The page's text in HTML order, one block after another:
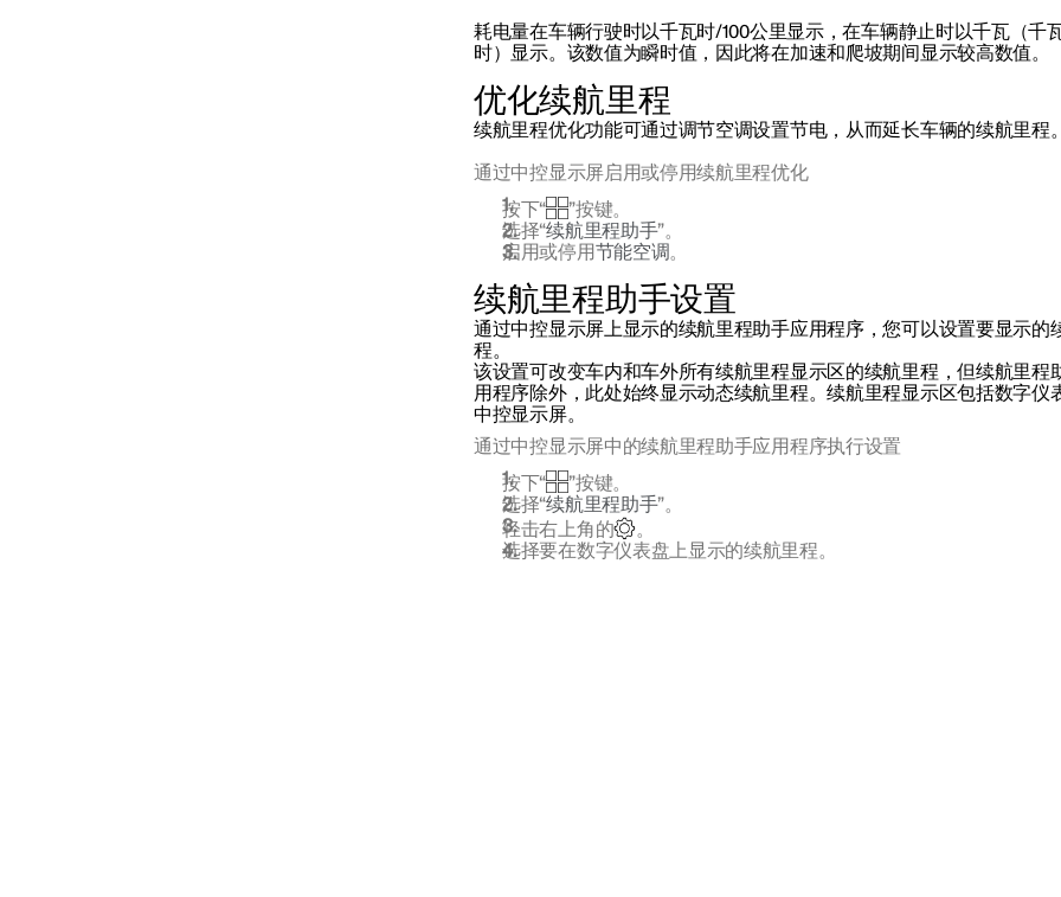
耗电量在车辆行驶时以千瓦时/100公里显示，在车辆静止时以千瓦（千
时）显示。该数值为瞬时值，因此将在加速和爬坡期间显示较高数值。
优化续航里程
续航里程优化功能可通过调节空调设置节电，从而延长车辆的续航里程。
通过中控显示屏启用或停用续航里程优化
按下“
”按键。
选择“续航里程助手”。
启用或停用节能空调。
续航里程助手设置
通过中控显示屏上显示的续航里程助手应用程序，您可以设置要显示的
程。
该设置可改变车内和车外所有续航里程显示区的续航里程，但续航里程
用程序除外，此处始终显示动态续航里程。续航里程显示区包括数字仪
中控显示屏。
通过中控显示屏中的续航里程助手应用程序执行设置
按下“
”按键。
选择“续航里程助手”。
轻击右上角的
。
选择要在数字仪表盘上显示的续航里程。